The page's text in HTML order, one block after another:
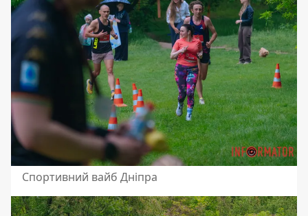
Спортивний вайб Дніпра